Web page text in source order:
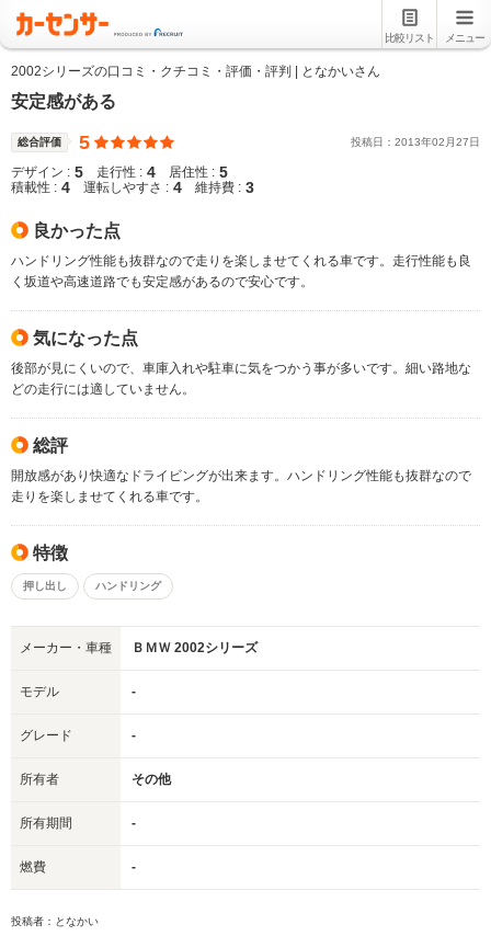
比較リスト メニュー
2002シリーズの口コミ・クチコミ・評価・評判 | となかいさん
安定感がある
総合評価 5 投稿日： 2013年02 月27日
デザイン : 5 走行性 : 4 居住性 : 5
積載性 : 4 運転しやすさ : 4 維持費 : 3
良かった点
ハンドリング性能も抜群なので走りを楽しませてくれる車です。走行性能も良
く坂道や高速道路でも安定感があるので安心です。
気になった点
後部が見にくいので、車庫入れや駐車に気をつかう事が多いです。細い路地な
どの走行には適していません。
総評
開放感があり快適なドライビングが出来ます。ハンドリング性能も抜群なので
走りを楽しませてくれる車です。
特徴
押し出し ハンドリング
メーカー・車種 ＢＭＷ 2002シリーズ
モデル -
グレード -
所有者 その他
所有期間 -
燃費 -
投稿者：となかい